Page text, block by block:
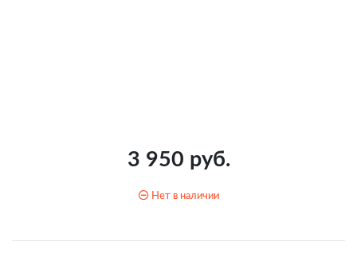
3 950 руб.
Нет в наличии